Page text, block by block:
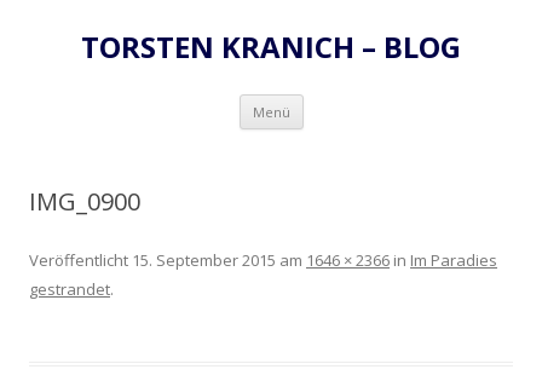
TORSTEN KRANICH – BLOG
Menü Zum
springen
IMG_0900
Veröffentlicht 15. September 2015 am 1646 × 2366 in Im Paradies
gestrandet.